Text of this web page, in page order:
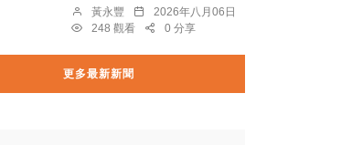
黃永豐
2026年八月06日
248 觀看
0 分享
更多最新新聞